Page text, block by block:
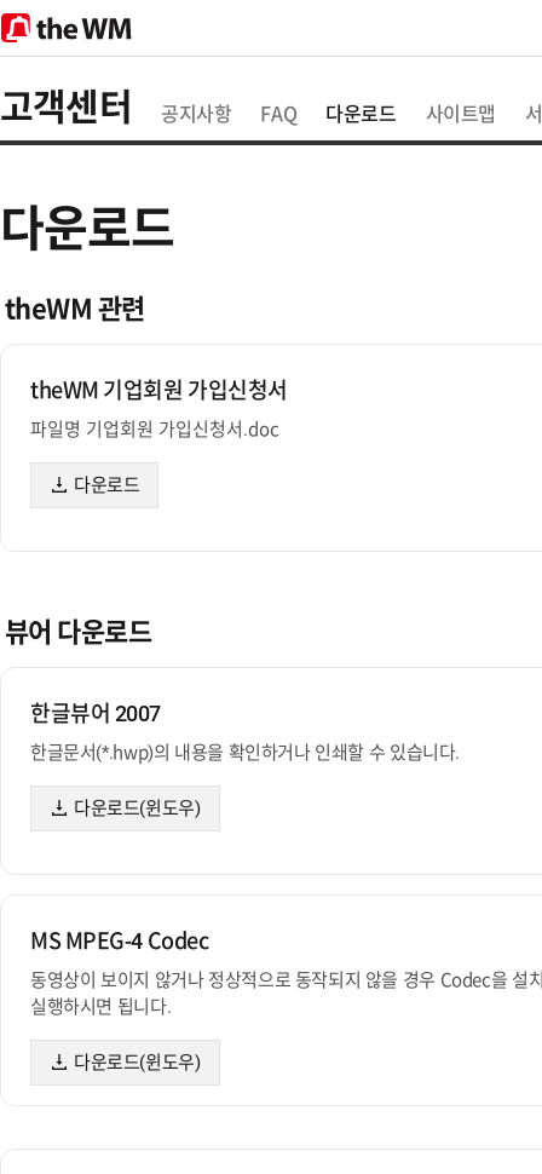
theWM
고객센터 공지사항 FAQ 다운로드 사이트맵
다운로드
theWM 관련
theWM 기업회원 가입신청서
파일명 기업회원 가입신청서.doc
다운로드
뷰어 다운로드
한글뷰어 2007
한글문서(*.hwp)의 내용을 확인하거나 인쇄할 수 있습니다.
다운로드(윈도우)
MS MPEG-4 Codec
동영상이 보이지 않거나 정상적으로 동작되지 않을 경우 Codec을 설
실행하시면 됩니다.
다운로드(윈도우)